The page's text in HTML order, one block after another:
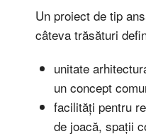
Un proiect de tip
câteva trăsături
unitate
un concept
facilități pentru
de joacă, spații